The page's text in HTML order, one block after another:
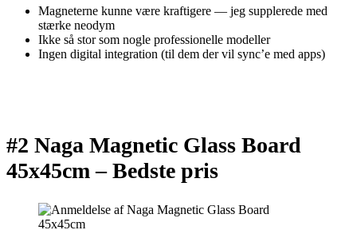
Magneterne kunne være kraftigere — jeg supplerede med
stærke neodym
Ikke så stor som nogle professionelle modeller
Ingen digital integration (til dem der vil sync’e med apps)
#2 Naga Magnetic Glass Board
45x45cm –Bedste pris